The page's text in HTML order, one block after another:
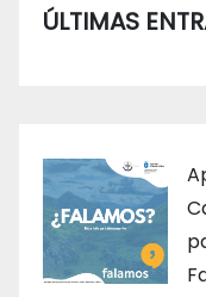
ÚLTIMAS